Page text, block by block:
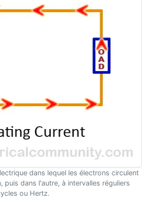
dans lequel les électrons circulent
dans l'autre, à intervalles réguliers
ou Hertz.